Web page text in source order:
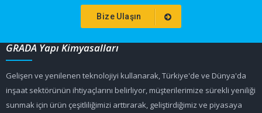
Bize Ulaşın
GRADA Yapı Kimyasalları
Gelişen ve yenilenen teknolojiyi kullanarak, Türkiye'de ve Dünya'da
inşaat sektörünün ihtiyaçlarını belirliyor, müşterilerimize sürekli yeniliği
sunmak için ürün çeşitliliğimizi arttırarak, geliştirdiğimiz ve piyasaya